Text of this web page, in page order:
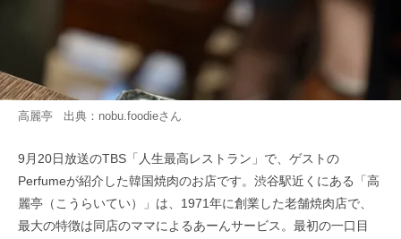
高麗亭 出典： nobu.foodieさん
9月20日放送のTBS「人生最高レストラン」で、ゲストの
Perfumeが紹介した韓国焼肉のお店です。渋谷駅近くにある「高
麗亭（こうらいてい）」は、1971年に創業した老舗焼肉店で、
最大の特徴は同店のママによるあーんサービス。最初の一口目